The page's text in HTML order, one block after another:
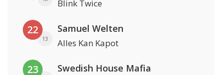
Blink Twice
22
13
Samuel Welten
Alles Kan Kapot
23 Swedish House Mafia